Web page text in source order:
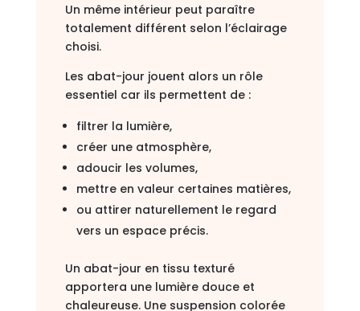
Un même intérieur peut paraître
totalement différent selon l’éclairage
choisi.
Les abat-jour jouent alors un rôle
essentiel car ils permettent de :
filtrer la lumière,
créer une atmosphère,
adoucir les volumes,
mettre en valeur certaines matières,
ou attirer naturellement le regard
vers un espace précis.
Un abat-jour en tissu texturé
apportera une lumière douce et
chaleureuse. Une suspension colorée